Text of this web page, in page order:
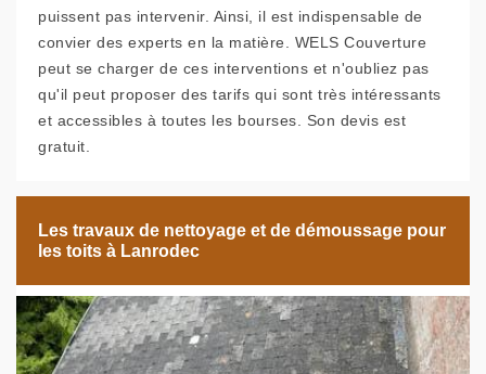
puissent pas intervenir. Ainsi, il est indispensable de
convier des experts en la matière. WELS Couverture
peut se charger de ces interventions et n'oubliez pas
qu'il peut proposer des tarifs qui sont très intéressants
et accessibles à toutes les bourses. Son devis est
gratuit.
Les travaux de nettoyage et de démoussage pour
les toits à Lanrodec